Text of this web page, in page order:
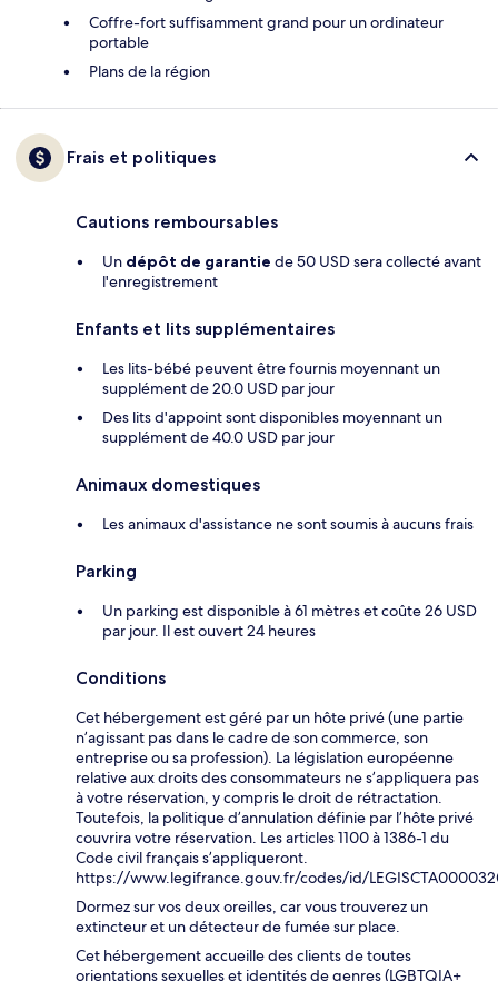
Coffre-fort suffisamment grand pour un ordinateur
portable
Plans de la région
Frais et politiques
Cautions remboursables
Un dépôt de garantie de 50 USD sera collecté avant
l'enregistrement
Enfants et lits supplémentaires
Les lits-bébé peuvent être fournis moyennant un
supplément de 20.0 USD par jour
Des lits d'appoint sont disponibles moyennant un
supplément de 40.0 USD par jour
Animaux domestiques
Les animaux d'assistance ne sont soumis à aucuns frais
Parking
Un parking est disponible à 61 mètres et coûte 26 USD
par jour. Il est ouvert 24 heures
Conditions
Cet hébergement est géré par un hôte privé (une partie
n’agissant pas dans le cadre de son commerce, son
entreprise ou sa profession). La législation européenne
relative aux droits des consommateurs ne s’appliquera pas
à votre réservation, y compris le droit de rétractation.
Toutefois, la politique d’annulation définie par l’hôte privé
couvrira votre réservation. Les articles 1100 à 1386-1 du
Code civil français s’appliqueront.
https://www.legifrance.gouv.fr/codes/id/
Dormez sur vos deux oreilles, car vous trouverez un
extincteur et un détecteur de fumée sur place.
Cet hébergement accueille des clients de toutes
orientations sexuelles et identités de genres (LGBTQIA+